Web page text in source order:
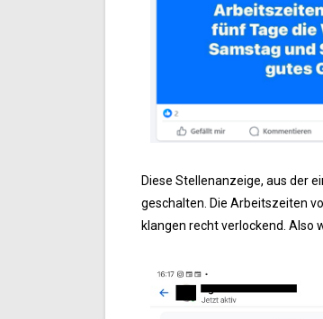
Diese Stellenanzeige, aus der
geschalten. Die Arbeitszeiten
klangen recht verlockend. Also